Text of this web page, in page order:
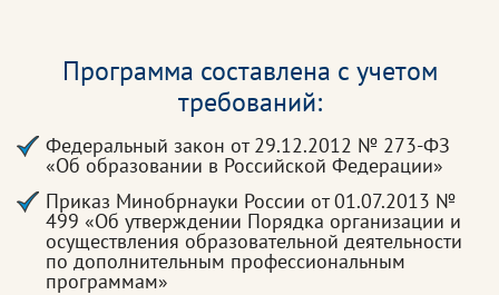
Программа составлена с учетом
требований:
Федеральный закон от 29.12.2012 № 273-ФЗ
«Об образовании в Российской Федерации»
Приказ Минобрнауки России от 01.07.2013 №
499 «Об утверждении Порядка организации и
осуществления образовательной деятельности
по дополнительным профессиональным
программам»